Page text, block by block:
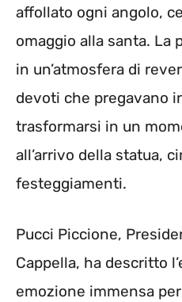
affollato ogni angolo,
omaggio alla santa. La
in un’atmosfera di
devoti che pregavano
trasformarsi in un
all’arrivo della statua,
festeggiamenti.
Pucci Piccione,
Cappella, ha descritto
emozione immensa